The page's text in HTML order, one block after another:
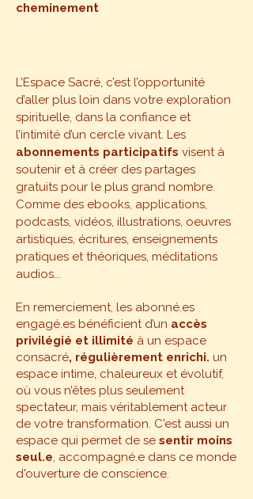
cheminement
L’Espace Sacré, c’est l’opportunité
d’aller plus loin dans votre exploration
spirituelle, dans la confiance et
l’intimité d’un cercle vivant.​​​​​​​​​​​​​​​​​ Les
abonnements participatifs visent à
soutenir et à créer des partages
gratuits pour le plus grand nombre.
Comme des ebooks, applications,
podcasts, vidéos, illustrations, oeuvres
artistiques, écritures, enseignements
pratiques et théoriques, méditations
audios...
En remerciement, les abonné.es
engagé.es bénéficient d’un accès
privilégié et illimité à un espace
consacré, régulièrement enrichi. un
espace intime, chaleureux et évolutif,
où vous n’êtes plus seulement
spectateur, mais véritablement acteur
de votre transformation. C'est aussi un
espace qui permet de se sentir moins
seul.e, accompagné.e dans ce monde
d'ouverture de conscience.